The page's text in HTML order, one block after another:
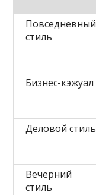
Повседневный
стиль
Бизнес-кэжуал
Деловой стиль
Вечерний
стиль